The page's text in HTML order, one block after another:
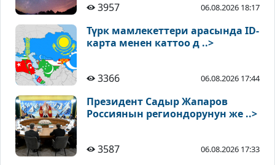
3957 06.08.2026 18:17
Түрк мамлекеттери арасында ID-
карта менен каттоо д ..>
3366 06.08.2026 17:44
Президент Садыр Жапаров
Россиянын региондорунун же ..>
3587 06.08.2026 17:33